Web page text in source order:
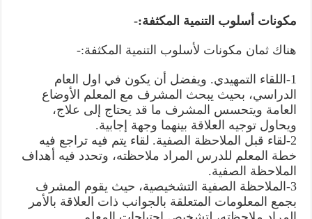
مكونات أسلوب التنمية المكثفة:-
هناك ثمان مكونات لأسلوب التنمية المكثفة:-
1-اللقاء التمهيدي. ويفضل أن يكون في اول العام
الدراسي، بحيث يبحث المشرف مع المعلم الأوضاع
العامة ويتحسس المشرف ما قد يحتاج إلى علاج،
ويحاول توجيه العلاقة بينهما وجهة إجابية.
2-لقاء قبل الملاحظة الصفية. لقاء يتم فيه تراجع فيه
خطة المعلم للدرس المراد ملاحظته، وتحدد فيه أهداف
الملاحظة الصفية.
3-الملاحظة الصفية التشخيصية، حيث يقوم المشرف
بجمع المعلومات المتعلقة بالجوانب ذات العلاقة بالأمر